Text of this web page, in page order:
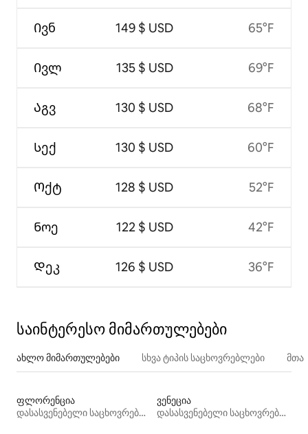
Ივნ
Ივლ
Აგვ
Სექ
Ოქტ
Ნოე
Დეკ
149 $ USD
135 $ USD
130 $ USD
130 $ USD
128 $ USD
122 $ USD
126 $ USD
65°F
69°F
68°F
60°F
52°F
42°F
36°F
საინტერესო მიმართულებები
ახლო მიმართულებები სხვა ტიპის საცხოვრებლები
ფლორენცია
დასასვენებელი საცხოვრებლები
ვენეცია
დასასვენებელი საცხოვრებლები